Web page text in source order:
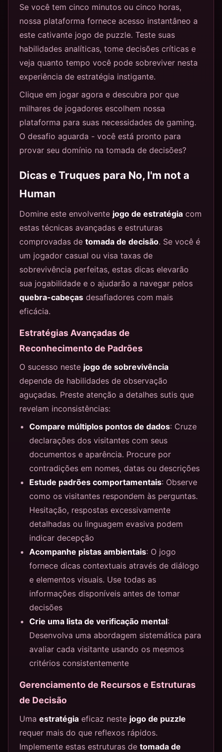
Se você tem cinco minutos ou cinco horas,
nossa plataforma fornece acesso instantâneo a
este cativante jogo de puzzle. Teste suas
habilidades analíticas, tome decisões críticas e
veja quanto tempo você pode sobreviver nesta
experiência de estratégia instigante.
Clique em jogar agora e descubra por que
milhares de jogadores escolhem nossa
plataforma para suas necessidades de gaming.
O desafio aguarda - você está pronto para
provar seu domínio na tomada de decisões?
Dicas e Truques para No, I'm not a
Human
Domine este envolvente jogo de estratégia com
estas técnicas avançadas e estruturas
comprovadas de tomada de decisão. Se você é
um jogador casual ou visa taxas de
sobrevivência perfeitas, estas dicas elevarão
sua jogabilidade e o ajudarão a navegar pelos
quebra-cabeças desafiadores com mais
eficácia.
Estratégias Avançadas de
Reconhecimento de Padrões
O sucesso neste jogo de sobrevivência
depende de habilidades de observação
aguçadas. Preste atenção a detalhes sutis que
revelam inconsistências:
Compare múltiplos pontos de dados: Cruze
declarações dos visitantes com seus
documentos e aparência. Procure por
contradições em nomes, datas ou descrições
Estude padrões comportamentais: Observe
como os visitantes respondem às perguntas.
Hesitação, respostas excessivamente
detalhadas ou linguagem evasiva podem
indicar decepção
Acompanhe pistas ambientais: O jogo
fornece dicas contextuais através de diálogo
e elementos visuais. Use todas as
informações disponíveis antes de tomar
decisões
Crie uma lista de verificação mental:
Desenvolva uma abordagem sistemática para
avaliar cada visitante usando os mesmos
critérios consistentemente
Gerenciamento de Recursos e Estruturas
de Decisão
Uma estratégia eficaz neste jogo de puzzle
requer mais do que reflexos rápidos.
Implemente estas estruturas de tomada de